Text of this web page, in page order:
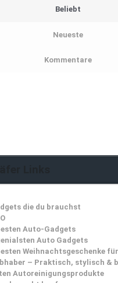
Beliebt
Neueste
Kommentare
die du brauchst
Auto-Gadgets
Auto Gadgets
Weihnachtsgeschenke für
– Praktisch, stylisch &
Autoreinigungsprodukte